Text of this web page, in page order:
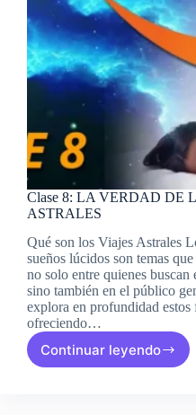
Clase 8: LA VERDAD DE
ASTRALES
Qué son los Viajes Astrales
sueños lúcidos son temas
no solo entre quienes
sino también en el público
explora en profundidad estos
ofreciendo…
Continuar leyendo
Clase